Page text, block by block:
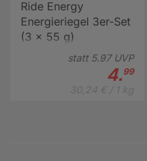
Ride Energy
Energieriegel 3er-Set
(3 x 55 g)
statt 5.97UVP
4.99